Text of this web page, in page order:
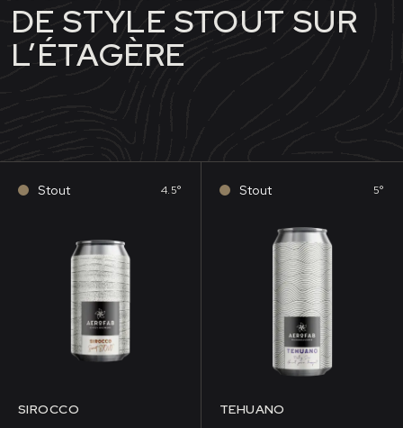
DE STYLE STOUT SUR
L’ÉTAGÈRE
Stout 4.5°
SIROCCO
Stout 5°
TEHUANO